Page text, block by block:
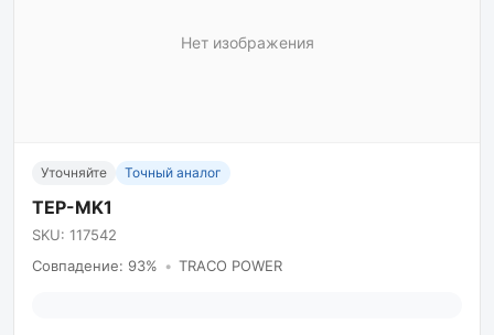
Нет изображения
Уточняйте Точный аналог
TEP-MK1
SKU: 117542
Совпадение: 93% • TRACO POWER